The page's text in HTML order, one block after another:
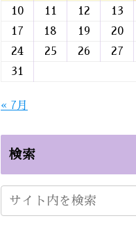
10
11 12 13
17
18 19 20
24
25 26 27
31
« 7月
検索